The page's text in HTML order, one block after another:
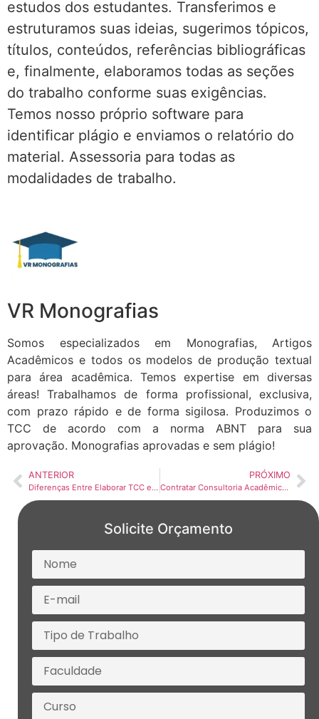
estudos dos estudantes. Transferimos e
estruturamos suas ideias, sugerimos tópicos,
títulos, conteúdos, referências bibliográficas
e, finalmente, elaboramos todas as seções
do trabalho conforme suas exigências.
Temos nosso próprio software para
identificar plágio e enviamos o relatório do
material. Assessoria para todas as
modalidades de trabalho.
VR Monografias
Somos especializados em Monografias, Artigos
Acadêmicos e todos os modelos de produção textual
para área acadêmica. Temos expertise em diversas
áreas! Trabalhamos de forma profissional, exclusiva,
com prazo rápido e de forma sigilosa. Produzimos o
TCC de acordo com a norma ABNT para sua
aprovação. Monografias aprovadas e sem plágio!
ANTERIOR
Diferenças Entre Elaborar TCC em Grupo e Sozinho
PRÓXIMO
Contratar Consultoria Acadêmica: Descubra Como Ela Pode Ajudar
Solicite Orçamento